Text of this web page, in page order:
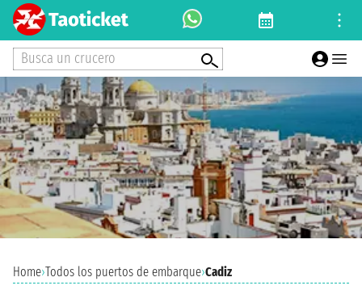
Busca un crucero
Home›Todos los puertos de embarque›Cadiz